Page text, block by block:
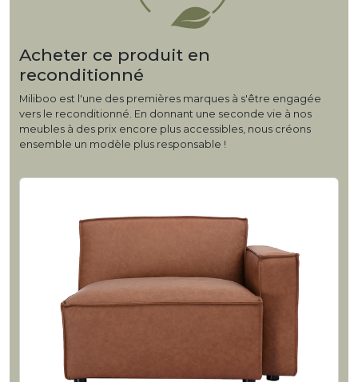
Acheter ce produit en
reconditionné
Miliboo est l'une des premières marques à s'être engagée
vers le reconditionné. En donnant une seconde vie à nos
meubles à des prix encore plus accessibles, nous créons
ensemble un modèle plus responsable !